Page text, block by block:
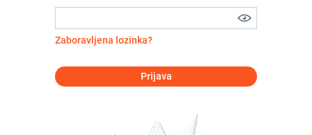
Zaboravljena lozinka?
Prijava